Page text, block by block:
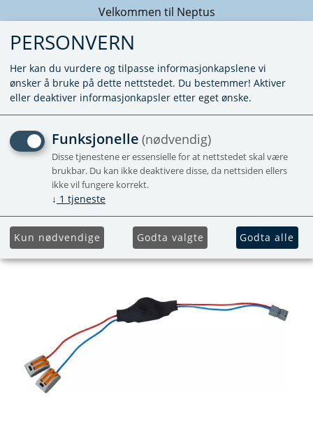
Velkommen til Neptus
ADAPTERKABEL FOR LED
TIL 12V
PERSONVERN
Her kan du vurdere og tilpasse informasjonkapslene vi
ønsker å bruke på dette nettstedet. Du bestemmer! Aktiver
eller deaktiver informasjonkapsler etter eget ønske.
Funksjonelle (nødvendig)
Disse tjenestene er essensielle for at nettstedet skal være
brukbar. Du kan ikke deaktivere disse, da nettsiden ellers
ikke vil fungere korrekt.
↓ 1 tjeneste
Kun nødvendige Godta valgte Godta alle